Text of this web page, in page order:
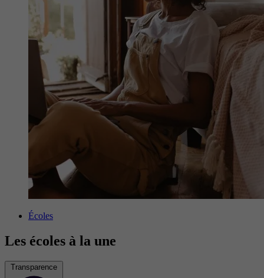
Écoles
Les écoles à la une
Transparence